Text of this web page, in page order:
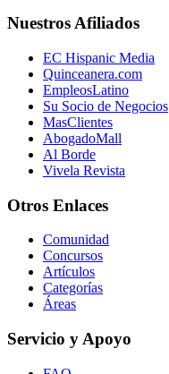
Nuestros Afiliados
EC Hispanic Media
Quinceanera.com
EmpleosLatino
Su Socio de Negocios
MasClientes
AbogadoMall
Al Borde
Vivela Revista
Otros Enlaces
Comunidad
Concursos
Artículos
Categorías
Áreas
Servicio y Apoyo